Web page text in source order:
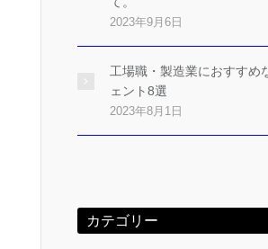
2023年9月6日
工場職・製造業におすすめ
ェント8選
2023年8月1日
カテゴリー